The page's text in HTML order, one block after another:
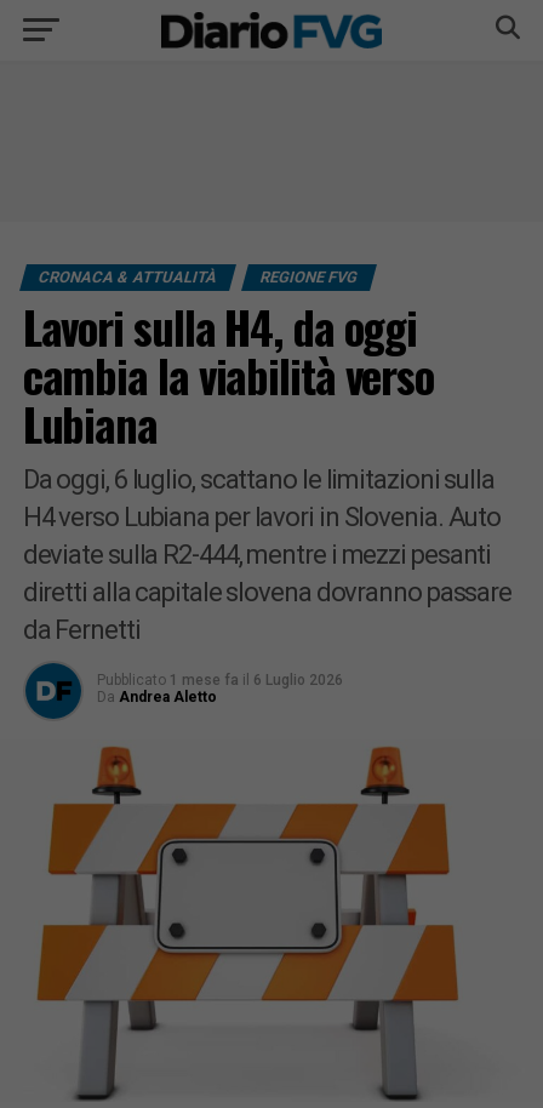
CRONACA & ATTUALITÀ REGIONE FVG
Lavori sulla H4, da oggi
cambia la viabilità verso
Lubiana
Da oggi, 6 luglio, scattano le limitazioni sulla
H4 verso Lubiana per lavori in Slovenia. Auto
deviate sulla R2-444, mentre i mezzi pesanti
diretti alla capitale slovena dovranno passare
da Fernetti
Pubblicato 1 mese fa il 6 Luglio 2026
Da Andrea Aletto